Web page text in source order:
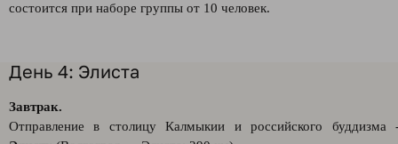
состоится при наборе группы от 10 человек.
День 4: Элиста
Завтрак.
Отправление в столицу Калмыкии и российского буддизма